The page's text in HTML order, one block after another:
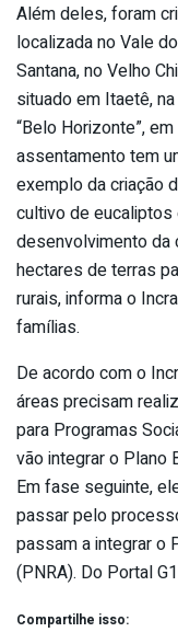
Além deles, foram
localizada no Vale
Santana, no Velho
situado em Itaetê,
“Belo Horizonte”,
assentamento tem
exemplo da criação
cultivo de eucaliptos
desenvolvimento da
hectares de terras
rurais, informa o
famílias.
De acordo com o
áreas precisam
para Programas
vão integrar o Plano
Em fase seguinte,
passar pelo
passam a integrar o
(PNRA). Do Portal
Compartilhe isso: